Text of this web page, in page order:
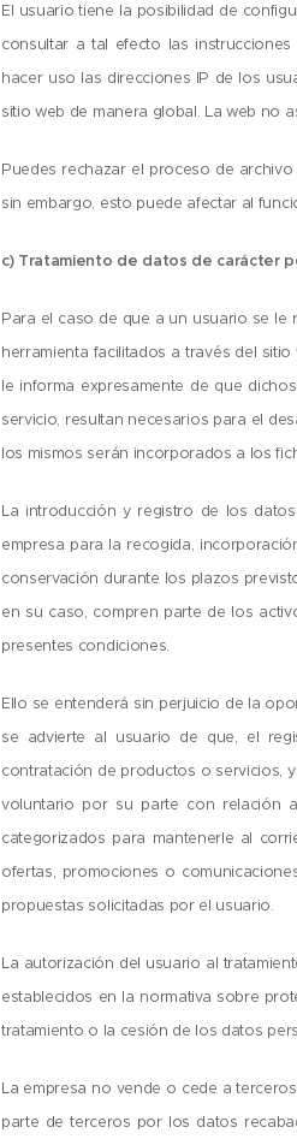
El usuario tiene la posibilidad de
consultar a tal efecto las
hacer uso las direcciones IP de los
sitio web de manera global. La web no
Puedes rechazar el proceso de
sin embargo, esto puede afectar al
c) Tratamiento de datos de carácter
Para el caso de que a un usuario se le
herramienta facilitados a través del
le informa expresamente de que
servicio, resultan necesarios para el
los mismos serán incorporados a los
La introducción y registro de los
empresa para la recogida,
conservación durante los plazos
en su caso, compren parte de los
presentes condiciones.
Ello se entenderá sin perjuicio de la
se advierte al usuario de que, el
contratación de productos o servicios,
voluntario por su parte con relación
categorizados para mantenerle al
ofertas, promociones o
propuestas solicitadas por el usuario.
La autorización del usuario al
establecidos en la normativa sobre
tratamiento o la cesión de los datos
La empresa no vende o cede a
parte de terceros por los datos